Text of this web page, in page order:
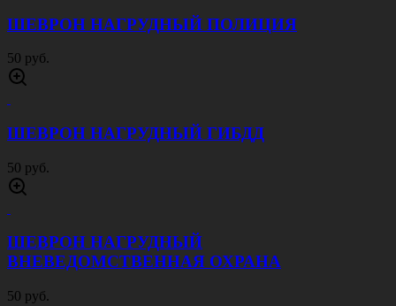
ШЕВРОН НАГРУДНЫЙ ПОЛИЦИЯ
50 руб.
ШЕВРОН НАГРУДНЫЙ ГИБДД
50 руб.
ШЕВРОН НАГРУДНЫЙ
ВНЕВЕДОМСТВЕННАЯ ОХРАНА
50 руб.